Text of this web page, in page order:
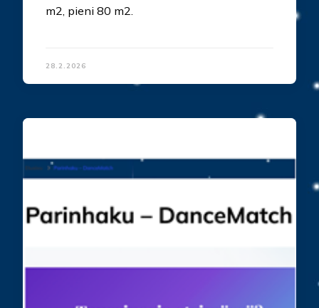
m2, pieni 80 m2.
28.2.2026